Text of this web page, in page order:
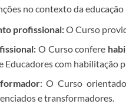
no contexto da
profissional:O Curso
O Curso confere
Educadores com habilitação
: O Curso
e transformadores.